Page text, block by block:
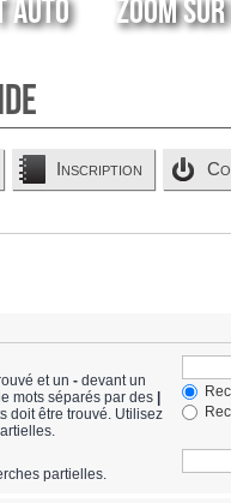
Auto Zoom sur
Inscription
et un - devant un
mots séparés par des
doit être trouvé. Utilisez
partielles.